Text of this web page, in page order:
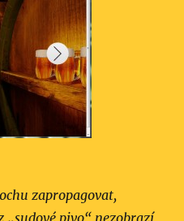
zapropagovat,